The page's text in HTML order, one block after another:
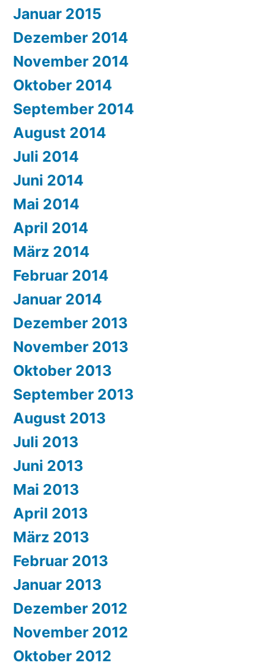
Januar 2015
Dezember 2014
November 2014
Oktober 2014
September 2014
August 2014
Juli 2014
Juni 2014
Mai 2014
April 2014
März 2014
Februar 2014
Januar 2014
Dezember 2013
November 2013
Oktober 2013
September 2013
August 2013
Juli 2013
Juni 2013
Mai 2013
April 2013
März 2013
Februar 2013
Januar 2013
Dezember 2012
November 2012
Oktober 2012